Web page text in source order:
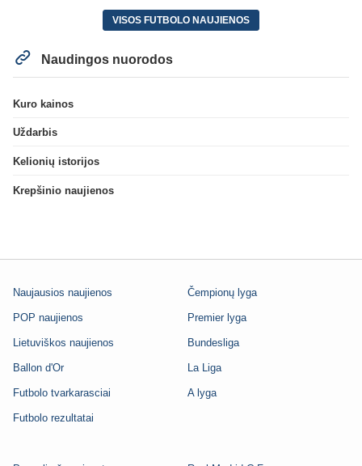
VISOS FUTBOLO NAUJIENOS
Naudingos nuorodos
Kuro kainos
Uždarbis
Kelionių istorijos
Krepšinio naujienos
Naujausios naujienos
POP naujienos
Lietuviškos naujienos
Ballon d'Or
Futbolo tvarkarasciai
Futbolo rezultatai
Čempionų lyga
Premier lyga
Bundesliga
La Liga
A lyga